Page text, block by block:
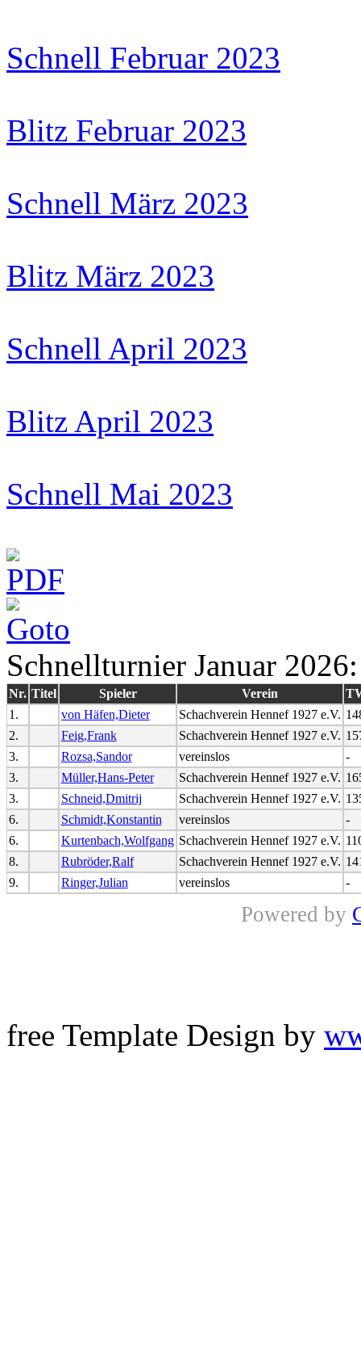
Schnell Februar 2023
Blitz Februar 2023
Schnell März 2023
Blitz März 2023
Schnell April 2023
Blitz April 2023
Schnell Mai 2023
Schnellturnier Januar
Nr. Titel Spieler Verein
1.
von Häfen,Dieter Schachverein Hennef 1927 e.V.
2.
Feig,Frank Schachverein Hennef 1927 e.V.
3.
Rozsa,Sandor vereinslos
-
3.
Müller,Hans-Peter Schachverein Hennef 1927 e.V.
3.
Schneid,Dmitrij Schachverein Hennef 1927 e.V.
6.
Schmidt,Konstantin vereinslos
-
6.
Kurtenbach,Wolfgang Schachverein Hennef 1927 e.V.
8.
Rubröder,Ralf Schachverein Hennef 1927 e.V.
9.
Ringer,Julian vereinslos -
Powered by
free Template Design by